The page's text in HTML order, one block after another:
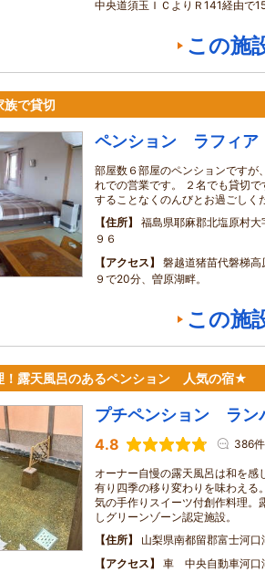
中央道須玉ＩＣよりＲ141経由で
この施
族で貸切
ペンション ラフィア
部屋数６部屋のペンションですが
れでの営業です。 ２名でも貸切
することなくのんびとお過ごしく
住所
福島県耶麻郡北塩原村
９６
アクセス
磐越道猪苗代磐梯
９で20分、曽原湖畔。
この施
！露天風呂のあるペンション 人気の宿★
プチペンション ラン
4.8 386件
オーナー自慢の露天風呂は和を感
有り四季の移り変わりを味わえる
気の手作りスイーツ付創作料理。
しグリーンゾーン認定施設。
住所
山梨県南都留郡富士河
アクセス
車 中央自動車河口